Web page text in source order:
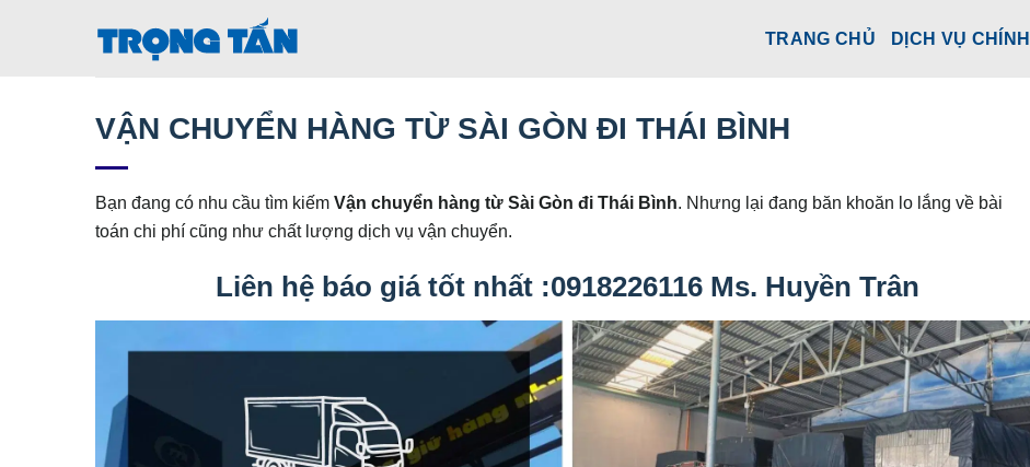
TRANG CHỦ DỊCH VỤ CHÍNH
VẬN CHUYỂN HÀNG TỪ SÀI GÒN ĐI THÁI BÌNH
Bạn đang có nhu cầu tìm kiếm Vận chuyển hàng từ Sài Gòn đi Thái Bình. Nhưng lại đang băn khoăn lo lắng về bài
toán chi phí cũng như chất lượng dịch vụ vận chuyển.
Liên hệ báo giá tốt nhất :0918226116 Ms. Huyền Trân